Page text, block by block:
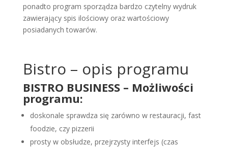
ponadto program sporządza bardzo czytelny wydruk
zawierający spis ilościowy oraz wartościowy
posiadanych towarów.
Bistro – opis programu
BISTRO BUSINESS – Możliwości
programu:
doskonale sprawdza się zarówno w restauracji, fast
foodzie, czy pizzerii
prosty w obsłudze, przejrzysty interfejs (czas